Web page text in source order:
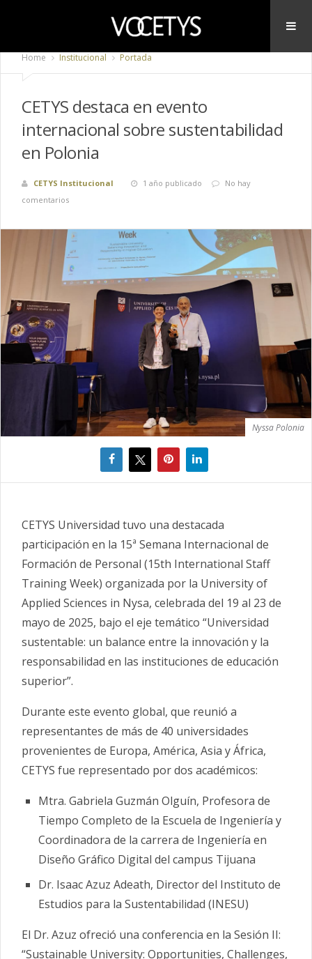
Home Institucional Portada
CETYS destaca en evento
internacional sobre sustentabilidad
en Polonia
CETYS Institucional 1 año publicado
No hay
comentarios
Nyssa Polonia
CETYS Universidad tuvo una destacada
participación en la 15ª Semana Internacional de
Formación de Personal (15th International Staff
Training Week) organizada por la University of
Applied Sciences in Nysa, celebrada del 19 al 23 de
mayo de 2025, bajo el eje temático “Universidad
sustentable: un balance entre la innovación y la
responsabilidad en las instituciones de educación
superior”.
Durante este evento global, que reunió a
representantes de más de 40 universidades
provenientes de Europa, América, Asia y África,
CETYS fue representado por dos académicos:
Mtra. Gabriela Guzmán Olguín, Profesora de
Tiempo Completo de la Escuela de Ingeniería y
Coordinadora de la carrera de Ingeniería en
Diseño Gráfico Digital del campus Tijuana
Dr. Isaac Azuz Adeath, Director del Instituto de
Estudios para la Sustentabilidad (INESU)
El Dr. Azuz ofreció una conferencia en la Sesión II:
“Sustainable University: Opportunities, Challenges,